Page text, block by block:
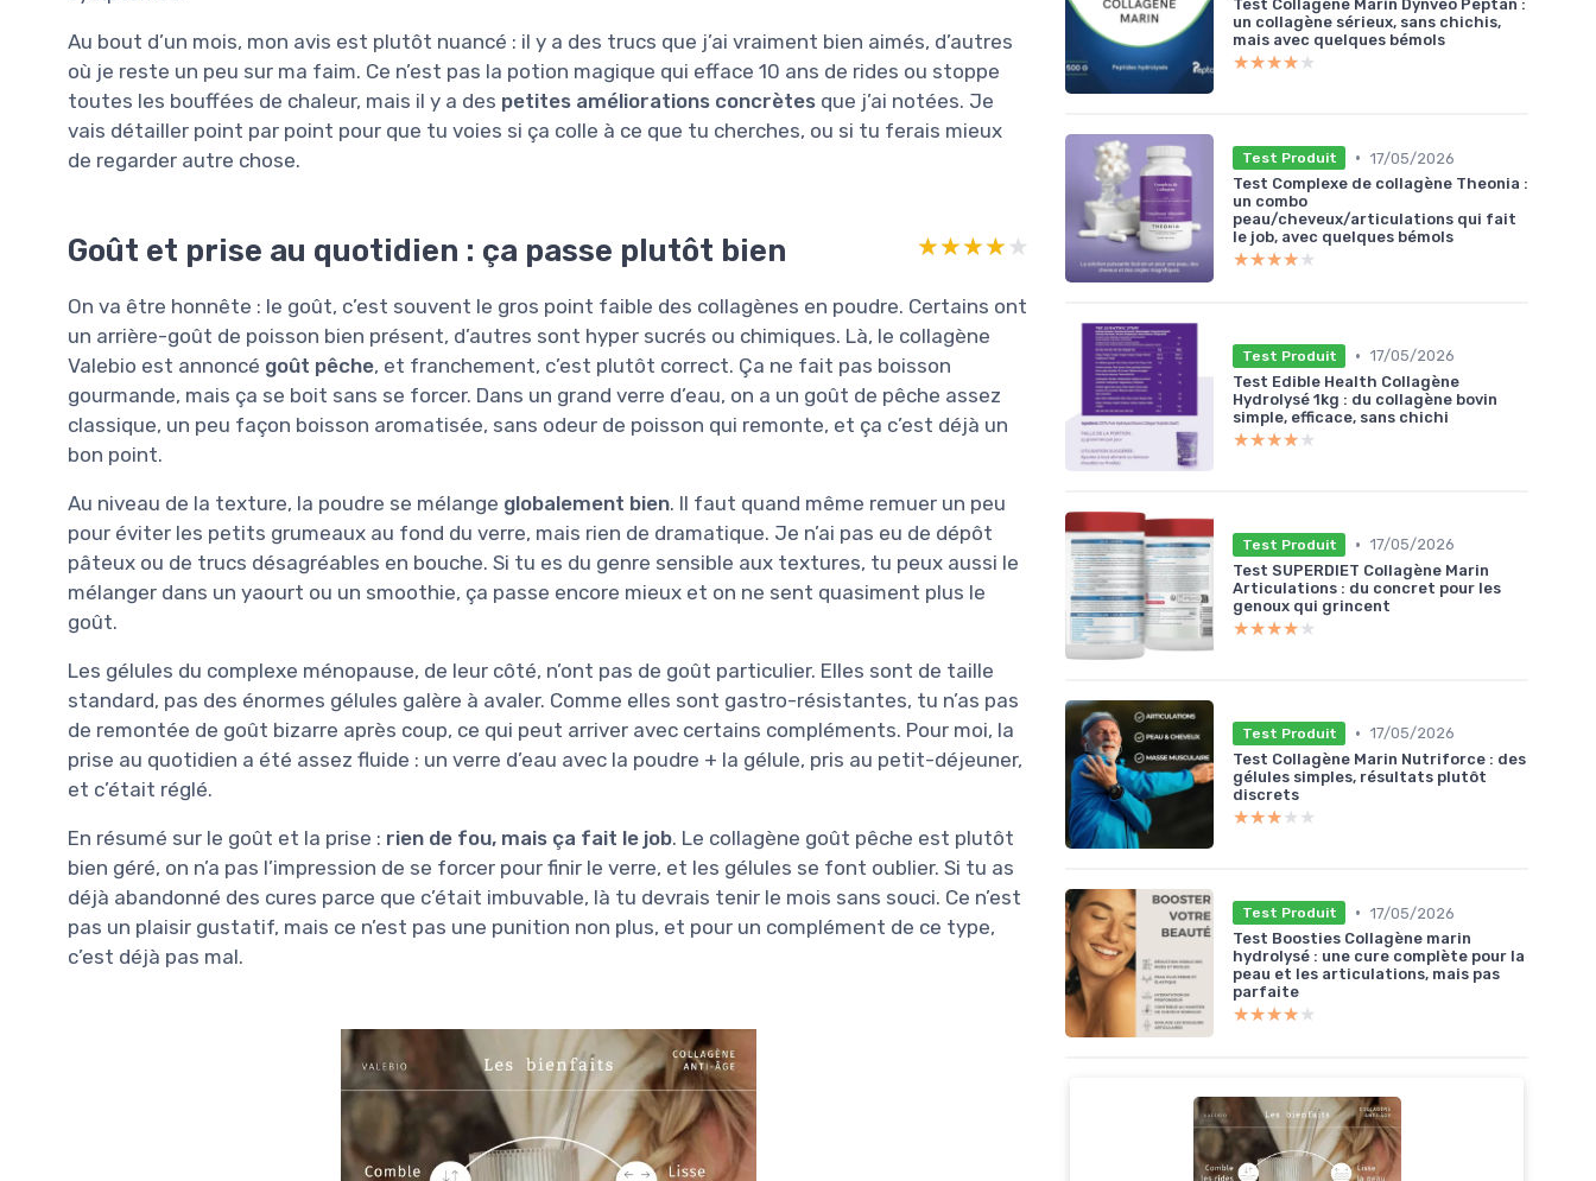
Au bout d’un mois, mon avis est plutôt nuancé : il y a des trucs que j’ai vraiment bien aimés, d’autres
où je reste un peu sur ma faim. Ce n’est pas la potion magique qui efface 10 ans de rides ou stoppe
toutes les bouffées de chaleur, mais il y a des petites améliorations concrètes que j’ai notées. Je
vais détailler point par point pour que tu voies si ça colle à ce que tu cherches, ou si tu ferais mieux
de regarder autre chose.
Goût et prise au quotidien : ça passe plutôt bien ★★★★★
★★★★★
On va être honnête : le goût, c’est souvent le gros point faible des collagènes en poudre. Certains ont
un arrière-goût de poisson bien présent, d’autres sont hyper sucrés ou chimiques. Là, le collagène
Valebio est annoncé goût pêche, et franchement, c’est plutôt correct. Ça ne fait pas boisson
gourmande, mais ça se boit sans se forcer. Dans un grand verre d’eau, on a un goût de pêche assez
classique, un peu façon boisson aromatisée, sans odeur de poisson qui remonte, et ça c’est déjà un
bon point.
Au niveau de la texture, la poudre se mélange globalement bien. Il faut quand même remuer un peu
pour éviter les petits grumeaux au fond du verre, mais rien de dramatique. Je n’ai pas eu de dépôt
pâteux ou de trucs désagréables en bouche. Si tu es du genre sensible aux textures, tu peux aussi le
mélanger dans un yaourt ou un smoothie, ça passe encore mieux et on ne sent quasiment plus le
goût.
Les gélules du complexe ménopause, de leur côté, n’ont pas de goût particulier. Elles sont de taille
standard, pas des énormes gélules galère à avaler. Comme elles sont gastro-résistantes, tu n’as pas
de remontée de goût bizarre après coup, ce qui peut arriver avec certains compléments. Pour moi, la
prise au quotidien a été assez fluide : un verre d’eau avec la poudre + la gélule, pris au petit-déjeuner,
et c’était réglé.
En résumé sur le goût et la prise : rien de fou, mais ça fait le job. Le collagène goût pêche est plutôt
bien géré, on n’a pas l’impression de se forcer pour finir le verre, et les gélules se font oublier. Si tu as
déjà abandonné des cures parce que c’était imbuvable, là tu devrais tenir le mois sans souci. Ce n’est
pas un plaisir gustatif, mais ce n’est pas une punition non plus, et pour un complément de ce type,
c’est déjà pas mal.
Test Collagène Marin Dynveo Peptan :
un collagène sérieux, sans chichis,
mais avec quelques bémols
★★★★★
★★★★★
Test Produit • 17/05/2026
Test Complexe de collagène Theonia :
un combo
peau/cheveux/articulations qui fait
le job, avec quelques bémols
★★★★★
★★★★★
Test Produit • 17/05/2026
Test Edible Health Collagène
Hydrolysé 1kg : du collagène bovin
simple, efficace, sans chichi
★★★★★
★★★★★
Test Produit • 17/05/2026
Test SUPERDIET Collagène Marin
Articulations : du concret pour les
genoux qui grincent
★★★★★
★★★★★
Test Produit • 17/05/2026
Test Collagène Marin Nutriforce : des
gélules simples, résultats plutôt
discrets
★★★★★
★★★★★
Test Produit • 17/05/2026
Test Boosties Collagène marin
hydrolysé : une cure complète pour la
peau et les articulations, mais pas
parfaite
★★★★★
★★★★★